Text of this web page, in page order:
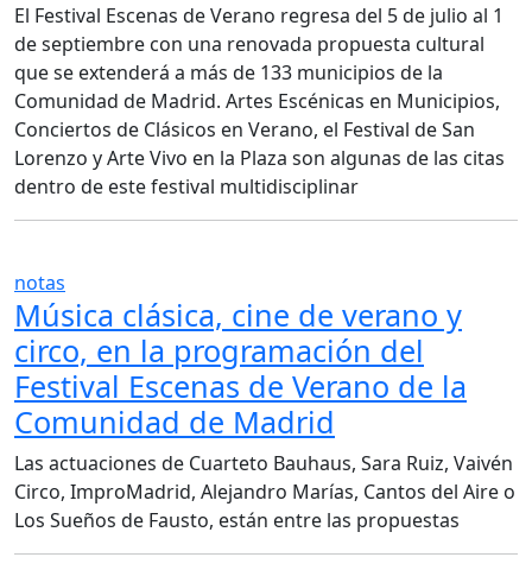
El Festival Escenas de Verano regresa del 5 de julio al 1
de septiembre con una renovada propuesta cultural
que se extenderá a más de 133 municipios de la
Comunidad de Madrid. Artes Escénicas en Municipios,
Conciertos de Clásicos en Verano, el Festival de San
Lorenzo y Arte Vivo en la Plaza son algunas de las citas
dentro de este festival multidisciplinar
notas
Música clásica, cine de verano y
circo, en la programación del
Festival Escenas de Verano de la
Comunidad de Madrid
Las actuaciones de Cuarteto Bauhaus, Sara Ruiz, Vaivén
Circo, ImproMadrid, Alejandro Marías, Cantos del Aire o
Los Sueños de Fausto, están entre las propuestas